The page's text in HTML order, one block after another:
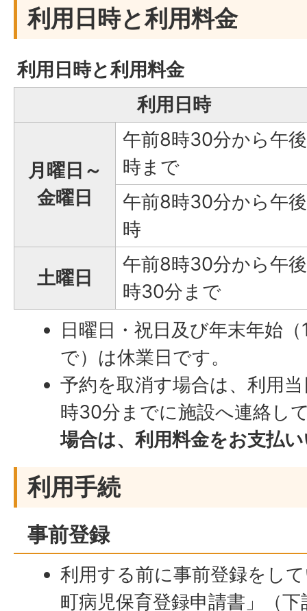
利用日時と利用料金
利用日時と利用料金
利用日時
月曜日～
金曜日
午前8時30分から午
時まで
午前8時30分から午
時
土曜日
午前8時30分から午
時30分まで
日曜日・祝日及び年末年始
で）は休業日です。
予約を取消す場合は、利用
時30分までに施設へ連絡し
場合は、利用料金をお支払
利用手続
事前登録
利用する前に事前登録をし
町病児保育登録申請書」（